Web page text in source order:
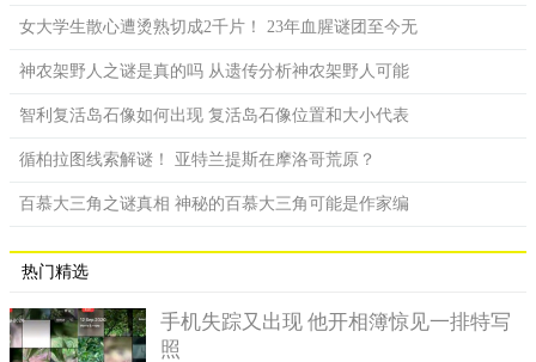
确实是挂着空挡在滑行的状态，并且滑行的速度愈来愈强烈的感
走“上坡”的趋势。但实际是因为路段周边参照物高低错落，导致
人的视觉误差，导致身体感知也形成了错误认识。如此看来，若
以实现潘洛斯阶梯实物化的。可以利用光线、平面、小坡度等相
女大学生散心遭烫熟切成2千片！ 23年血腥谜团至今无
神农架野人之谜是真的吗 从遗传分析神农架野人可能
智利复活岛石像如何出现 复活岛石像位置和大小代表
循柏拉图线索解谜！ 亚特兰提斯在摩洛哥荒原？
百慕大三角之谜真相 神秘的百慕大三角可能是作家编
热门精选
手机失踪又出现 他开相簿惊见一排特写
照